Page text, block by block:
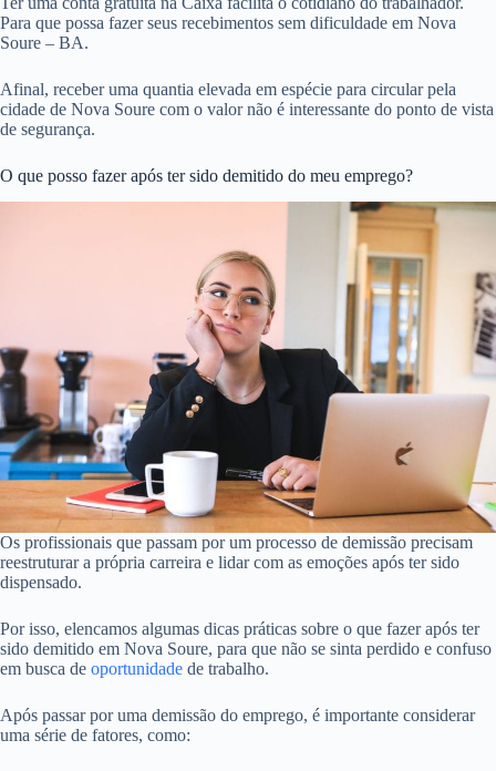
Para que possa fazer seus recebimentos sem dificuldade em Nova
Soure – BA.
Afinal, receber uma quantia elevada em espécie para circular pela
cidade de Nova Soure com o valor não é interessante do ponto de vista
de segurança.
O que posso fazer após ter sido demitido do meu emprego?
Os profissionais que passam por um processo de demissão precisam
reestruturar a própria carreira e lidar com as emoções após ter sido
dispensado.
Por isso, elencamos algumas dicas práticas sobre o que fazer após ter
sido demitido em Nova Soure, para que não se sinta perdido e confuso
em busca de oportunidade de trabalho.
Após passar por uma demissão do emprego, é importante considerar
uma série de fatores, como: